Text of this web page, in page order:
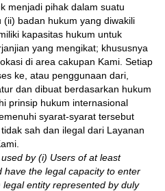
menjadi pihak dalam suatu
badan hukum yang diwakili
kapasitas hukum untuk
yang mengikat; khususnya
di area cakupan Kami. Setiap
ke, atau penggunaan dari,
dan dibuat berdasarkan hukum
prinsip hukum internasional
syarat-syarat tersebut
sah dan ilegal dari Layanan
by (i) Users of at least
the legal capacity to enter
entity represented by duly